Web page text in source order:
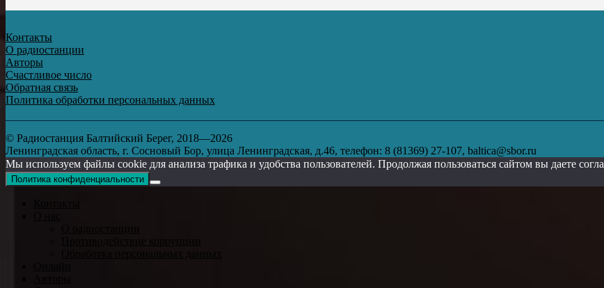
Контакты
О радиостанции
Авторы
Счастливое число
Обратная связь
Политика обработки персональных данных
© Радиостанция Балтийский Берег, 2018—2026
Ленинградская область, г. Сосновый Бор, улица Ленинградская, д.46, телефон: 8 (81369) 27-107, baltica@sbor.ru
Мы используем файлы cookie для анализа трафика и удобства пользователей. Продолжая пользоваться сайтом вы даете
Политика конфиденциальности